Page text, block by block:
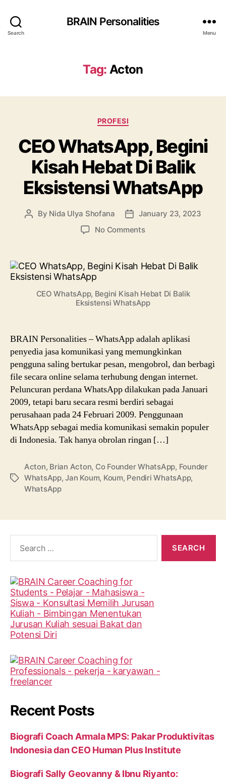
Search
BRAIN Personalities
Menu
Tag: Acton
Categories
PROFESI
CEO WhatsApp, Begini
Kisah Hebat Di Balik
Eksistensi WhatsApp
Post
By Nida Ulya Shofana
PostJanuary 23, 2023
No Commentson
Begini
Di
Balik
CEO WhatsApp, Begini Kisah Hebat Di Balik
Eksistensi WhatsApp
BRAIN Personalities – WhatsApp adalah aplikasi
penyedia jasa komunikasi yang memungkinkan
pengguna saling bertukar pesan, mengobrol, dan berbagi
file secara online selama terhubung dengan internet.
Peluncuran perdana WhatsApp dilakukan pada Januari
2009, tetapi baru secara resmi berdiri sebagai
perusahaan pada 24 Februari 2009. Penggunaan
WhatsApp sebagai media komunikasi semakin populer
di Indonesia. Tak hanya obrolan ringan […]
Tags
Acton, Brian Acton, Co Founder WhatsApp, Founder
WhatsApp,Jan Koum, Koum, Pendiri WhatsApp,
WhatsApp
Recent Posts
Biografi Coach Armala MPS: Pakar Produktivitas
Indonesia dan CEO Human Plus Institute
Biografi Sally Geovanny & Ibnu Riyanto: